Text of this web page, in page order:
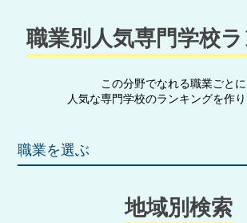
職業別人気専門学校
この分野でなれる職業ごとに
人気な専門学校のランキングを作り
職業を選ぶ
地域別検索